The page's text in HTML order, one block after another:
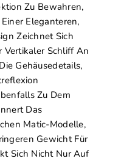
Zu Bewahren,
Eleganteren,
Zeichnet Sich
Vertikaler Schliff An
Gehäusedetails,
Zu Dem
Das
Matic-Modelle,
Gewicht Für
Sich Nicht Nur Auf